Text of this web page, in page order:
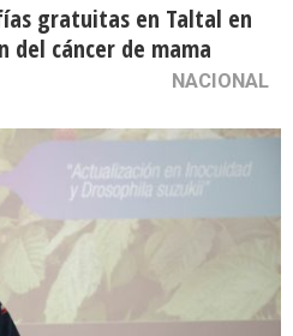
gratuitas en Taltal en
del cáncer de mama
NACIONAL